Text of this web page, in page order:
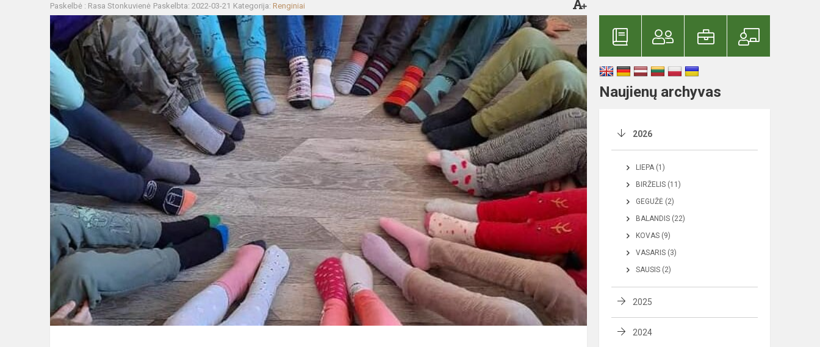
Paskelbė : Rasa Stonkuvienė Paskelbta: 2022-03-21 Kategorija: Renginiai
Naujienų archyvas
2026
LIEPA (1)
BIRŽELIS (11)
GEGUŽĖ (2)
BALANDIS (22)
KOVAS (9)
VASARIS (3)
SAUSIS (2)
2025
2024